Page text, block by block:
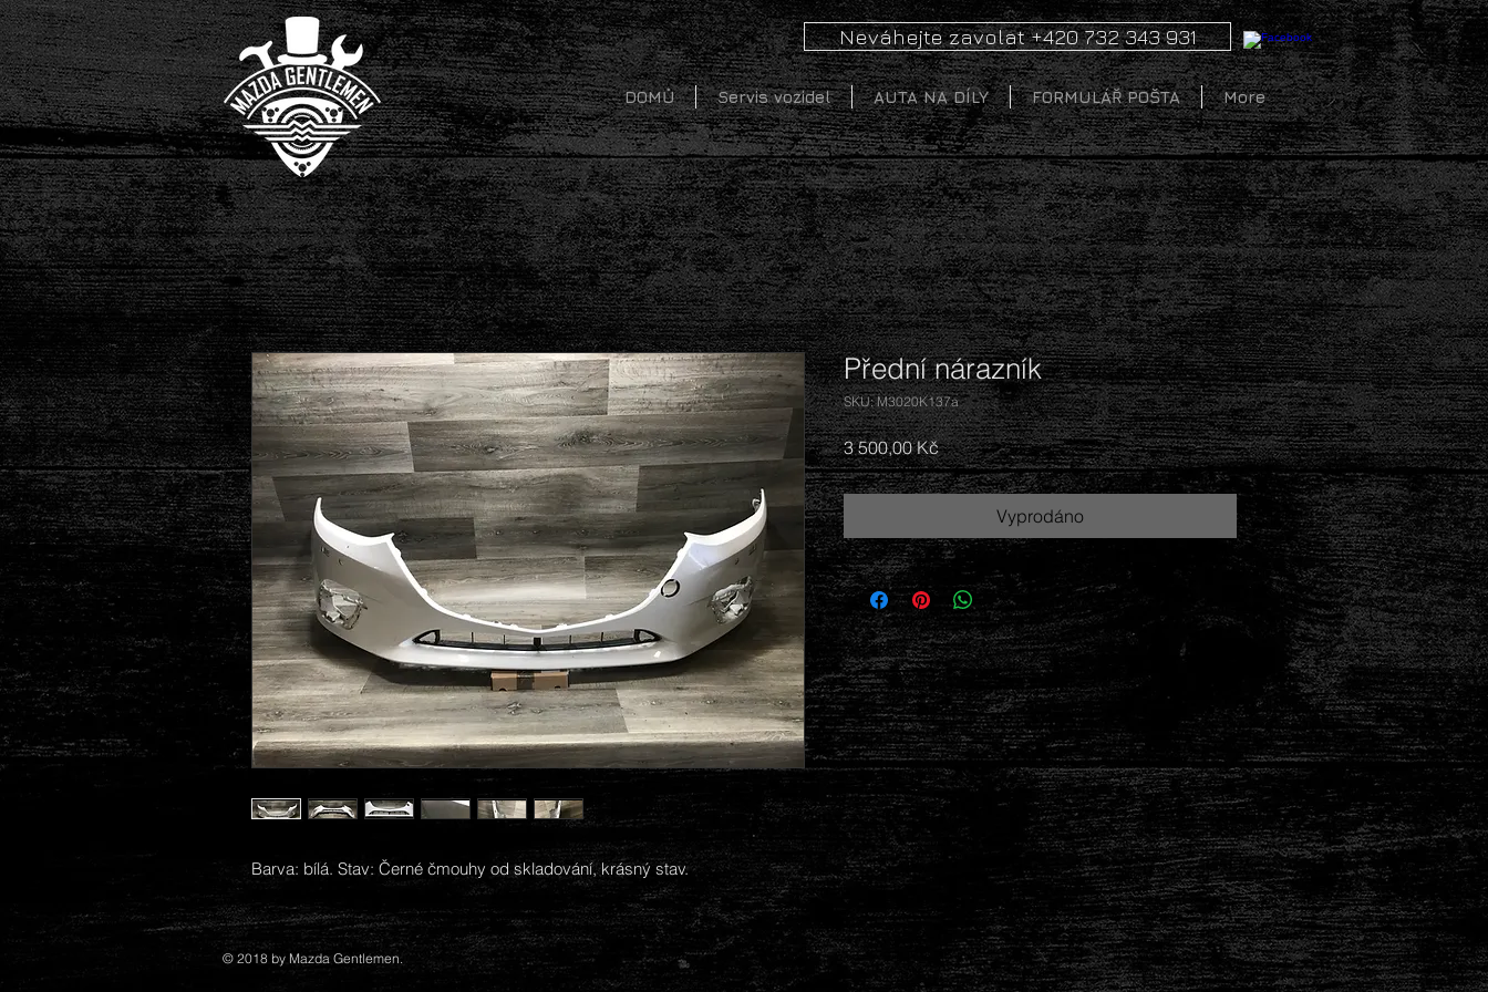
Neváhejte zavolat +420 732 343 931
DOMŮ Servis vozidel AUTA NA DÍLY FORMULÁŘ POŠTA More
Barva: bílá. Stav: Černé čmouhy od skladování, krásný stav.
Přední nárazník
SKU: M3020K137a
3 500,00 KčCena
Vyprodáno
© 2018 by Mazda Gentlemen.